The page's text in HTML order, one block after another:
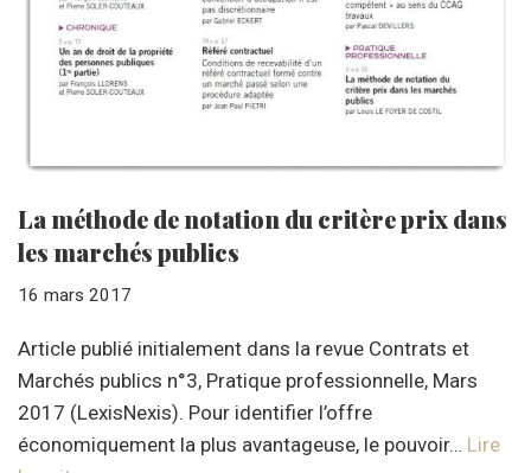
La méthode de notation du critère prix dans
les marchés publics
16 mars 2017
Article publié initialement dans la revue Contrats et
Marchés publics n°3, Pratique professionnelle, Mars
2017 (LexisNexis). Pour identifier l’offre
économiquement la plus avantageuse, le pouvoir… Lire